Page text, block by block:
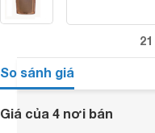
21
So sánh giá
Giá của 4 nơi bán